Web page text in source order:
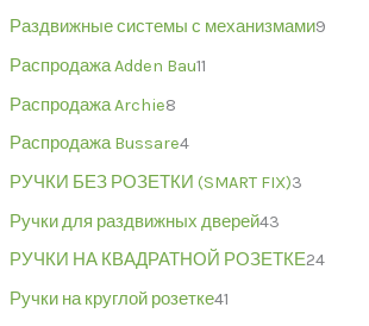
Раздвижные системы с механизмами9
Распродажа Adden Bau11
Распродажа Archie8
Распродажа Bussare4
РУЧКИ БЕЗ РОЗЕТКИ (SMART FIX)3
Ручки для раздвижных дверей43
РУЧКИ НА КВАДРАТНОЙ РОЗЕТКЕ24
Ручки на круглой розетке41